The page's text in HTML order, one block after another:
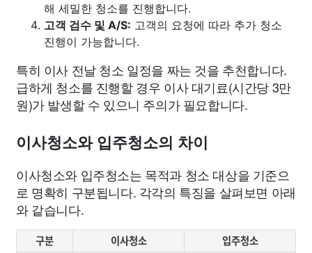
해 세밀한 청소를 진행합니다.
고객 검수 및 A/S: 고객의 요청에 따라 추가 청소
진행이 가능합니다.
특히 이사 전날 청소 일정을 짜는 것을 추천합니다.
급하게 청소를 진행할 경우 이사 대기료(시간당 3만
원)가 발생할 수 있으니 주의가 필요합니다.
이사청소와 입주청소의 차이
이사청소와 입주청소는 목적과 청소 대상을 기준으
로 명확히 구분됩니다. 각각의 특징을 살펴보면 아래
와 같습니다.
구분 이사청소
입주청소